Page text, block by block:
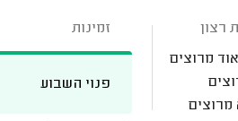
רצון
מרוצים
מרוצים
זמינות
פנוי השבוע